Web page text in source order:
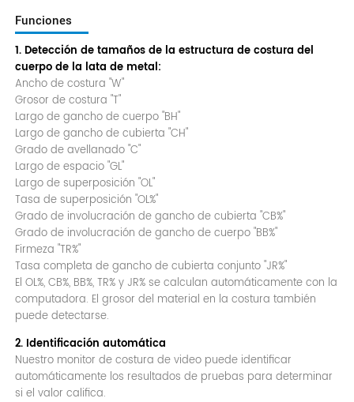
Funciones
1. Detección de tamaños de la estructura de costura del
cuerpo de la lata de metal:
Ancho de costura "W"
Grosor de costura "T"
Largo de gancho de cuerpo "BH"
Largo de gancho de cubierta "CH"
Grado de avellanado "C"
Largo de espacio "GL"
Largo de superposición "OL"
Tasa de superposición "OL%"
Grado de involucración de gancho de cubierta "CB%"
Grado de involucración de gancho de cuerpo "BB%"
Firmeza "TR%"
Tasa completa de gancho de cubierta conjunto "JR%"
El OL%, CB%, BB%, TR% y JR% se calculan automáticamente con la
computadora. El grosor del material en la costura también
puede detectarse.
2. Identificación automática
Nuestro monitor de costura de video puede identificar
automáticamente los resultados de pruebas para determinar
si el valor califica.